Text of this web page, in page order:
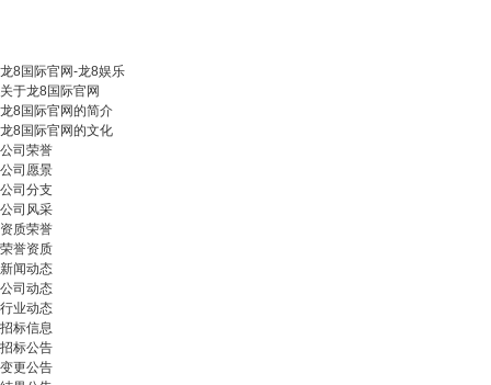
龙8国际官网-龙8娱乐
关于龙8国际官网
龙8国际官网的简介
龙8国际官网的文化
公司荣誉
公司愿景
公司分支
公司风采
资质荣誉
荣誉资质
新闻动态
公司动态
行业动态
招标信息
招标公告
变更公告